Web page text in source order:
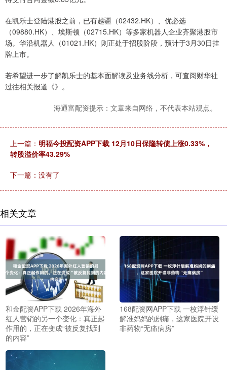
在凯乐士登陆港股之前，已有越疆（02432.HK）、优必选
（09880.HK）、埃斯顿（02715.HK）等多家机器人企业齐聚港股市
场。华沿机器人（01021.HK）则正处于招股阶段，预计于3月30日挂
牌上市。
若希望进一步了解凯乐士的基本面解读及业务线分析，可查阅财华社
过往相关报道《》。
海通富配资提示：文章来自网络，不代表本站观点。
上一篇： 明福今投配资APP下载 12月10日保隆转债上涨0.33%，
转股溢价率43.29%
下一篇：没有了
相关文章
和金配资APP下载 2026年海外
红人营销的另一个变化：真正起
作用的，正在变成“被反复找到
的内容”
168配资网APP下载 一枚浮针缓
解准妈妈的剧痛，这家医院开设
非药物“无痛病房”